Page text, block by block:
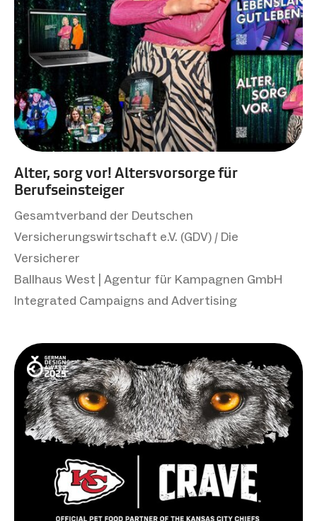
Alter, sorg vor! Altersvorsorge für
Berufseinsteiger
Gesamtverband der Deutschen
Versicherungswirtschaft e.V. (GDV) / Die
Versicherer
Ballhaus West | Agentur für Kampagnen GmbH
Integrated Campaigns and Advertising